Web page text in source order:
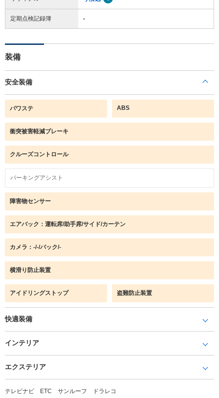
定期点検記録簿 -
装備
安全装備
パワステ ABS
衝突被害軽減ブレーキ
クルーズコントロール
パーキングアシスト
障害物センサー
エアバック：運転席/助手席/サイド/カーテン
カメラ：-/-/バック/-
横滑り防止装置
アイドリングストップ 盗難防止装置
快適装備
インテリア
エクステリア
テレビナビ ETC サンルーフ ドラレコ